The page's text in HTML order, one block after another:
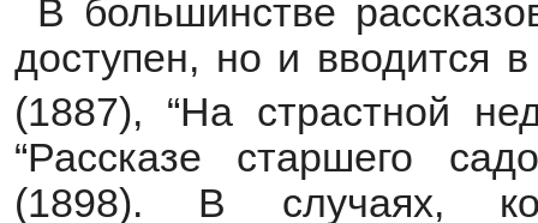
В большинстве
доступен, но и вводится
(1887), “На страстной
“Рассказе старшего
(1898). В случаях,